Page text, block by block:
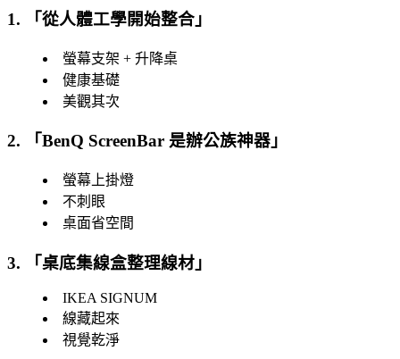
1. 「從人體工學開始整合 」
螢幕支架 + 升降桌
健康基礎
美觀其次
2. 「BenQ ScreenBar 是辦公族神器 」
螢幕上掛燈
不刺眼
桌面省空間
3. 「桌底集線盒整理線材 」
IKEA SIGNUM
線藏起來
視覺乾淨